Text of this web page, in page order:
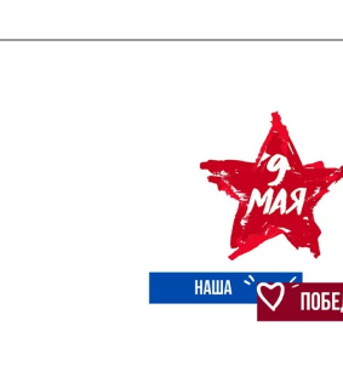
битва, Битва за